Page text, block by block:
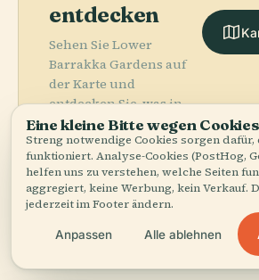
entdecken
Sehen Sie Lower
Barrakka Gardens auf
der Karte und
entdecken Sie, was in
der Nähe ist.
More in
Eine kleine Bitte wegen
Streng notwendige Cookies sorgen dafür,
funktioniert. Analyse-Cookies (PostHog,
helfen uns zu verstehen, welche Seiten
aggregiert, keine Werbung, kein Verkauf.
jederzeit im Footer ändern.
Anpassen Alle ablehnen